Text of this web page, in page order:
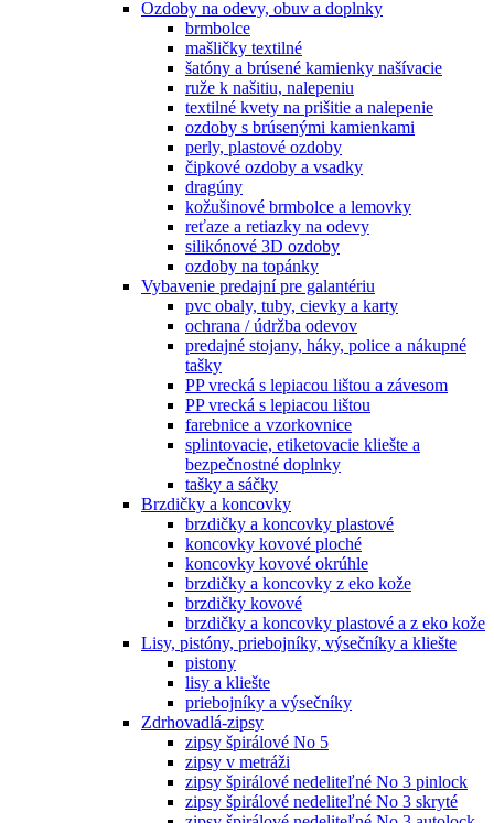
Ozdoby na odevy, obuv a doplnky
brmbolce
mašličky textilné
šatóny a brúsené kamienky našívacie
ruže k našitiu, nalepeniu
textilné kvety na prišitie a nalepenie
ozdoby s brúsenými kamienkami
perly, plastové ozdoby
čipkové ozdoby a vsadky
dragúny
kožušinové brmbolce a lemovky
reťaze a retiazky na odevy
silikónové 3D ozdoby
ozdoby na topánky
Vybavenie predajní pre galantériu
pvc obaly, tuby, cievky a karty
ochrana / údržba odevov
predajné stojany, háky, police a nákupné
tašky
PP vrecká s lepiacou lištou a závesom
PP vrecká s lepiacou lištou
farebnice a vzorkovnice
splintovacie, etiketovacie kliešte a
bezpečnostné doplnky
tašky a sáčky
Brzdičky a koncovky
brzdičky a koncovky plastové
koncovky kovové ploché
koncovky kovové okrúhle
brzdičky a koncovky z eko kože
brzdičky kovové
brzdičky a koncovky plastové a z eko kože
Lisy, pistóny, priebojníky, výsečníky a kliešte
pistony
lisy a kliešte
priebojníky a výsečníky
Zdrhovadlá-zipsy
zipsy špirálové No 5
zipsy v metráži
zipsy špirálové nedeliteľné No 3 pinlock
zipsy špirálové nedeliteľné No 3 skryté